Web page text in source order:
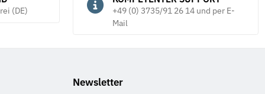
(DE)
+49 (0) 3735/91 26 14 und per E-
Mail
Newsletter